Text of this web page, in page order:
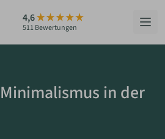
4,6
511 Bewertungen
in der